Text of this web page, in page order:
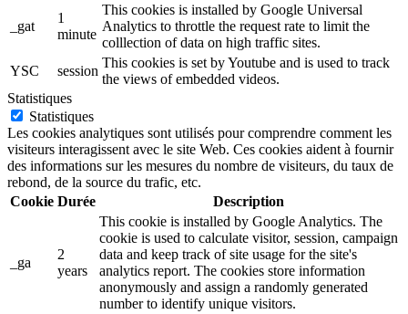
_gat
1
minute
This cookies is installed by Google Universal
Analytics to throttle the request rate to limit the
colllection of data on high traffic sites.
YSC
session
This cookies is set by Youtube and is used to track
the views of embedded videos.
Statistiques
Statistiques
Les cookies analytiques sont utilisés pour comprendre comment les
visiteurs interagissent avec le site Web. Ces cookies aident à fournir
des informations sur les mesures du nombre de visiteurs, du taux de
rebond, de la source du trafic, etc.
Cookie Durée Description
_ga
2
years
This cookie is installed by Google Analytics. The
cookie is used to calculate visitor, session, campaign
data and keep track of site usage for the site's
analytics report. The cookies store information
anonymously and assign a randomly generated
number to identify unique visitors.